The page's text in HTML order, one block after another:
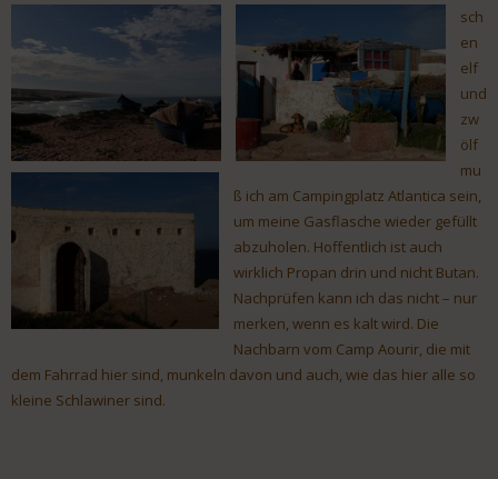
sch
en
elf
und
zw
ölf
mu
ß ich am Campingplatz Atlantica sein,
um meine Gasflasche wieder gefüllt
abzuholen. Hoffentlich ist auch
wirklich Propan drin und nicht Butan.
Nachprüfen kann ich das nicht – nur
merken, wenn es kalt wird. Die
Nachbarn vom Camp Aourir, die mit
dem Fahrrad hier sind, munkeln davon und auch, wie das hier alle so
kleine Schlawiner sind.